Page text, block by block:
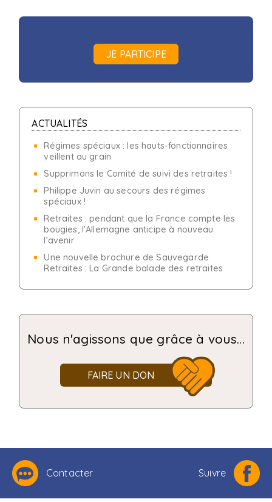
JE PARTICIPE
ACTUALITÉS
Régimes spéciaux : les hauts-fonctionnaires
veillent au grain
Supprimons le Comité de suivi des retraites !
Philippe Juvin au secours des régimes
spéciaux !
Retraites : pendant que la France compte les
bougies, l’Allemagne anticipe à nouveau
l’avenir
Une nouvelle brochure de Sauvegarde
Retraites : La Grande balade des retraites
Nous n'agissons que grâce à vous...
FAIRE UN DON
Contacter Suivre